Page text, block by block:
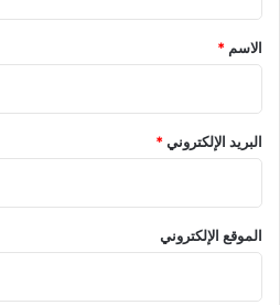
*
الاسم *
البريد الإلكتروني*
الموقع الإلكتروني